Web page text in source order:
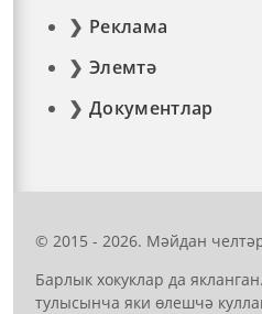
Реклама
Элемтә
Документлар
© 2015 - 2026. Мәйдан
Барлык хокуклар да
тулысынча яки өлешчә